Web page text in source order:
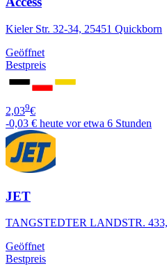
Kieler Str. 32-34, 25451 Quickborn
Geöffnet
Bestpreis
2,039€
-0,03 € heute vor etwa 6 Stunden
JET
TANGSTEDTER LANDSTR.
Geöffnet
Bestpreis